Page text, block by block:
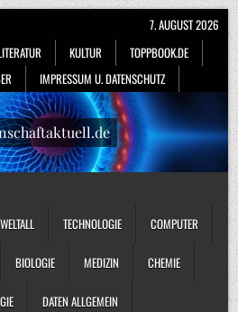
KULTUR
TOPPBOOK.DE
IMPRESSUM U. DATENSCHUTZ
7. AUGUST 2026
WELTALL TECHNOLOGIE COMPUTER
BIOLOGIE MEDIZIN CHEMIE
DATEN ALLGEMEIN